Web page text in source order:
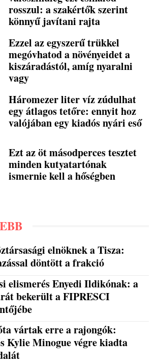
rosszul: a szakértők szerint
könnyű javítani rajta
Ezzel az egyszerű trükkel
megóvhatod a növényeidet a
kiszáradástól, amíg nyaralni
vagy
Háromezer liter víz zúdulhat
egy átlagos tetőre: ennyit hoz
valójában egy kiadós nyári eső
Ezt az öt másodperces tesztet
minden kutyatartónak
ismernie kell a hőségben
elnöknek a Tisza:
döntött a frakció
elismerés Enyedi Ildikónak: a
bekerült a FIPRESCI
vártak erre a rajongók:
Kylie Minogue végre kiadta